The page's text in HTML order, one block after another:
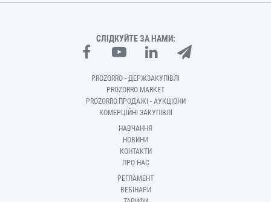
СЛІДКУЙТЕ ЗА НАМИ:
PROZORRO - ДЕРЖЗАКУПІВЛІ
PROZORRO MARKET
PROZORRO.ПРОДАЖІ - АУКЦІОНИ
КОМЕРЦІЙНІ ЗАКУПІВЛІ
НАВЧАННЯ
НОВИНИ
КОНТАКТИ
ПРО НАС
РЕГЛАМЕНТ
ВЕБІНАРИ